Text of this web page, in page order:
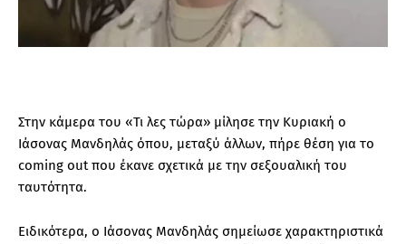
Στην κάμερα του «Τι λες τώρα» μίλησε την Κυριακή ο
Ιάσονας Μανδηλάς όπου, μεταξύ άλλων, πήρε θέση για το
coming out που έκανε σχετικά με την σεξουαλική του
ταυτότητα.
Ειδικότερα, ο Ιάσονας Μανδηλάς σημείωσε χαρακτηριστικά